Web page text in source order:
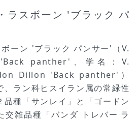
ラスボーン 'ブラック パ
ーン 'ブラック パンサー'（V.
panther'、学名：V.
Dillon 'Back panther'）
、ラン科ヒスイラン属の常緑性
品種「サンレイ」と「ゴードン
交雑品種「バンダ トレバー ラ